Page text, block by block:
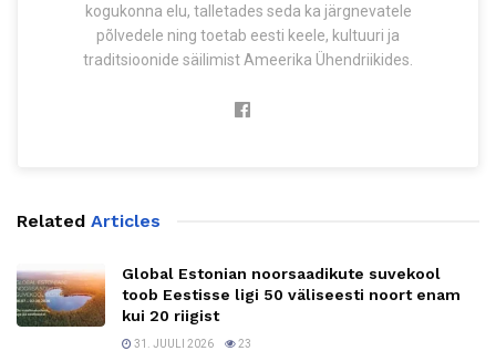
kogukonna elu, talletades seda ka järgnevatele
põlvedele ning toetab eesti keele, kultuuri ja
traditsioonide säilimist Ameerika Ühendriikides.
Related Articles
Global Estonian noorsaadikute suvekool
toob Eestisse ligi 50 väliseesti noort enam
kui 20 riigist
31. JUULI 2026 23